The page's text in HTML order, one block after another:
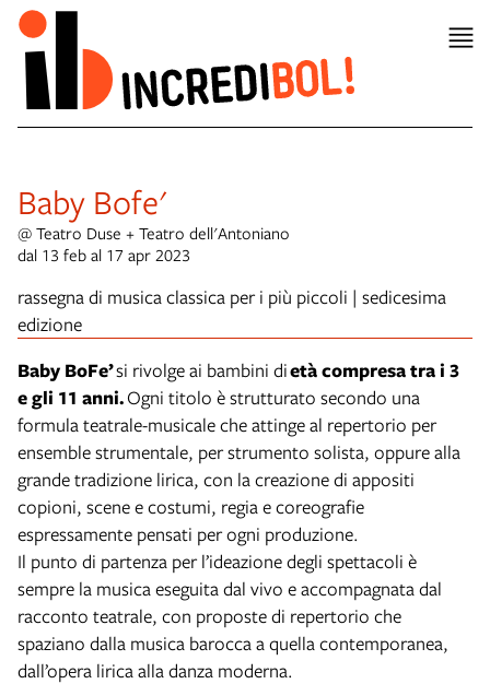
Baby Bofe'
@ Teatro Duse + Teatro dell'Antoniano
dal 13 feb al 17 apr 2023
rassegna di musica classica per i più piccoli | sedicesima
edizione
Baby BoFe’si rivolge ai bambini dietà compresa tra i 3
e gli 11 anni.Ogni titolo è strutturato secondo una
formula teatrale-musicale che attinge al repertorio per
ensemble strumentale, per strumento solista, oppure alla
grande tradizione lirica, con la creazione di appositi
copioni, scene e costumi, regia e coreografie
espressamente pensati per ogni produzione.
Il punto di partenza per l’ideazione degli spettacoli è
sempre la musica eseguita dal vivo e accompagnata dal
racconto teatrale, con proposte di repertorio che
spaziano dalla musica barocca a quella contemporanea,
dall’opera lirica alla danza moderna.